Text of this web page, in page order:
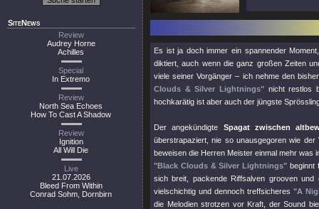
SiteNews
Review
Audrey Horne
Achilles
Special
In Extremo
Review
North Sea Echoes
How To Cast A Shadow
Review
Ignition
All Will Die
Live
21.07.2026
Bleed From Within
Conrad Sohm, Dornbirn
Es ist ja doch immer ein spannender
diktiert, auch wenn die ganz großen Zeiten
viele seiner Vorgänger – ich nehme den
Clouds & Silver Lightnings" nicht restlos
hochkarätig ist aber auch der jüngste
Der angekündigte Spagat zwischen
überstrapaziert, nie so unausgegoren wie
beweisen die Herren Meister einmal mehr was
"Black Clouds & Silver Lightnings" beginnt
sich breit, packende Riffsalven grooven
vielschichtig und dennoch treffsicheres "A
die Melodien strotzen vor Kraft, der Sound